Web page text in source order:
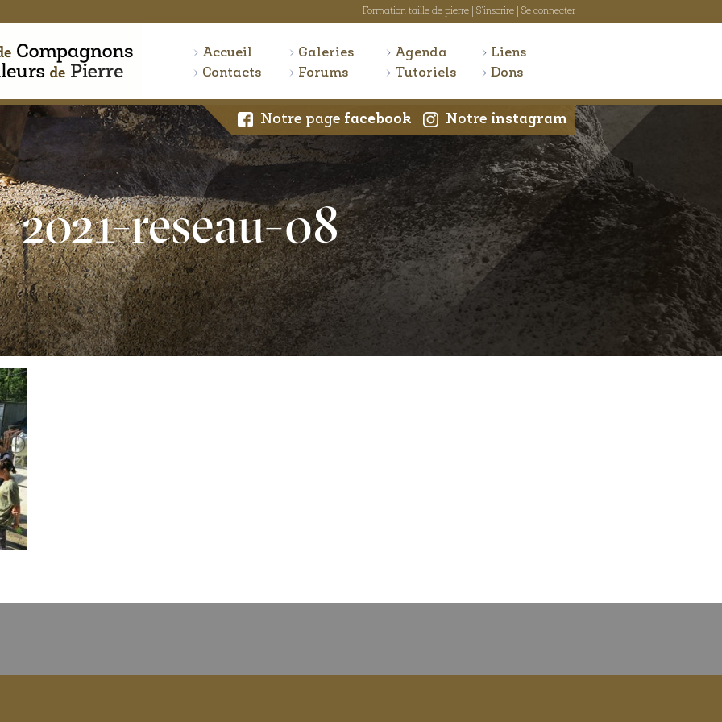
Formation taille de pierre S'inscrire Se connecter
Accueil Galeries Agenda
Liens
Contacts
Forums Tutoriels Dons
Notre page facebook Notre instagram
2021-reseau-08